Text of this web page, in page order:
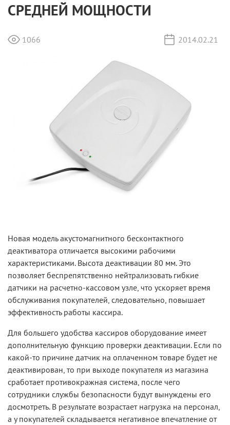
СРЕДНЕЙ МОЩНОСТИ
1066 2014.02.21
Новая модельакустомагнитного бесконтактного
деактиватора отличается высокими рабочими
характеристиками. Высота деактивации 80 мм. Это
позволяет беспрепятственно нейтрализовать гибкие
датчики на расчетно-кассовом узле, что ускоряет время
обслуживания покупателей, следовательно, повышает
эффективность работы кассира.
Для большего удобства кассиров оборудование имеет
дополнительную функцию проверки деактивации. Если по
какой-то причине датчик на оплаченном товаре будет не
деактивирован, то при выходе покупателя из магазина
сработает противокражная система, после чего
сотрудники службы безопасности будут вынуждены его
досмотреть. В результате возрастает нагрузка на персонал,
а у покупателей складывается негативное впечатление от